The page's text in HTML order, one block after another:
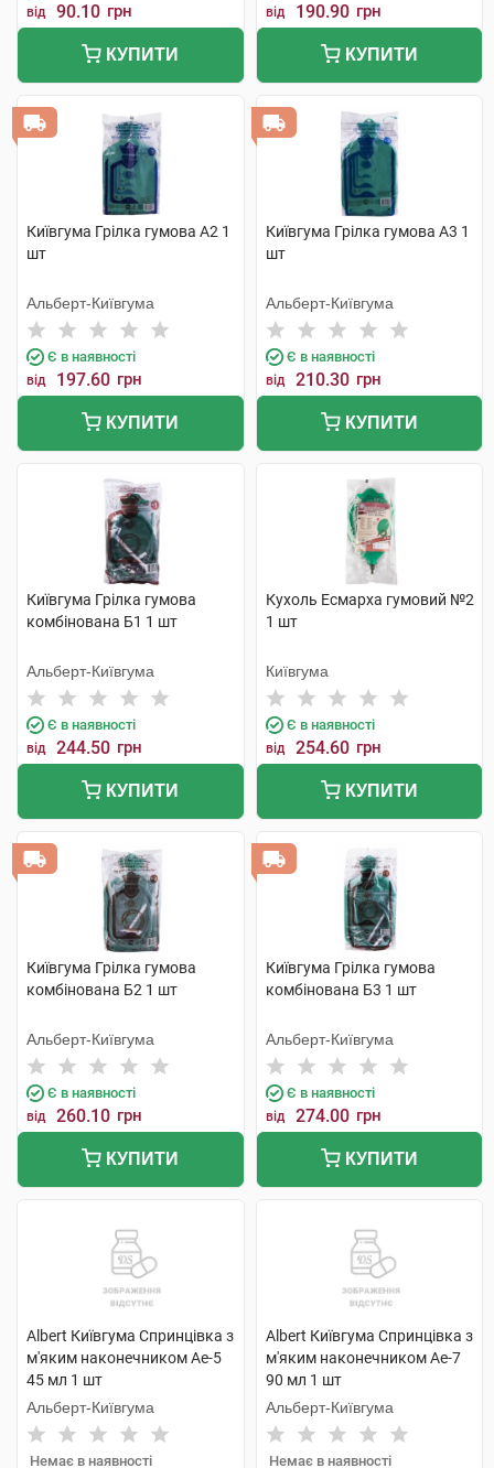
від 90.10 грн
КУПИТИ
від 190.90 грн
КУПИТИ
Київгума Грілка гумова А2 1
шт
Альберт-Київгума
Є в наявності
від 197.60 грн
КУПИТИ
Київгума Грілка гумова А3 1
шт
Альберт-Київгума
Є в наявності
від 210.30 грн
КУПИТИ
Київгума Грілка гумова
комбінована Б1 1 шт
Альберт-Київгума
Є в наявності
від 244.50 грн
КУПИТИ
Кухоль Есмарха гумовий №2
1 шт
Київгума
Є в наявності
від 254.60 грн
КУПИТИ
Київгума Грілка гумова
комбінована Б2 1 шт
Альберт-Київгума
Є в наявності
від 260.10 грн
КУПИТИ
Київгума Грілка гумова
комбінована Б3 1 шт
Альберт-Київгума
Є в наявності
від 274.00 грн
КУПИТИ
Albert Київгума Спринцівка з
м'яким наконечником Ае-5
45 мл 1 шт
Альберт-Київгума
Немає в наявності
Albert Київгума Спринцівка з
м'яким наконечником Ае-7
90 мл 1 шт
Альберт-Київгума
Немає в наявності